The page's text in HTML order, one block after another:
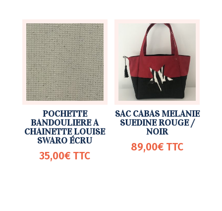
POCHETTE
BANDOULIERE A
CHAINETTE LOUISE
SWARO ÉCRU
35,00€ TTC
SAC CABAS MELANIE
SUEDINE ROUGE /
NOIR
89,00€ TTC